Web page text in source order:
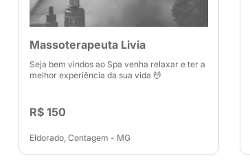
Massoterapeuta Livia
Seja bem vindos ao Spa venha relaxar e ter a
melhor experiência da sua vida 💆
R$ 150
Eldorado, Contagem - MG